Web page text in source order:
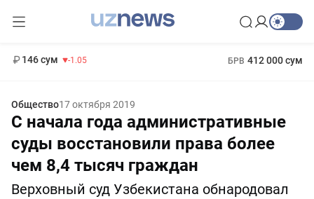
146 сум -1.05 БРВ 412 000 сум
Общество17 октября 2019
С начала года административные
суды восстановили права более
чем 8,4 тысяч граждан
Верховный суд Узбекистана обнародовал